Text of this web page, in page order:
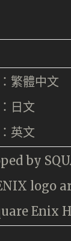
繁體中文
文
文
by
logo
Enix